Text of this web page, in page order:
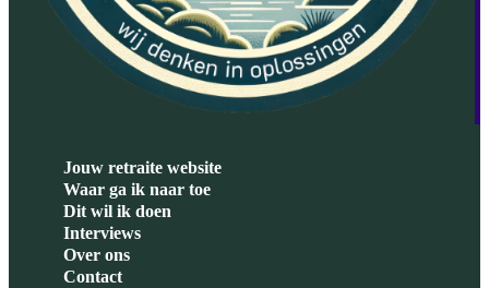
Jouw retraite website
Waar ga ik naar toe
Dit wil ik doen
Interviews
Over ons
Contact